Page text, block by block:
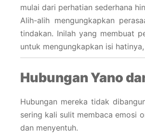
mulai dari perhatian sederhana
Alih-alih mengungkapkan
tindakan. Inilah yang membuat
untuk mengungkapkan isi
Hubungan Yano
Hubungan mereka tidak
sering kali sulit membaca emosi
dan menyentuh.